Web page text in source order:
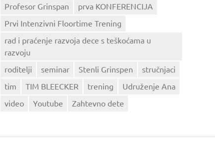
Profesor Grinspan
prva KONFERENCIJA
Prvi Intenzivni Floortime Trening
rad i praćenje razvoja dece s teškoćama u
razvoju
roditelji
seminar Stenli Grinspen
stručnjaci
tim
TIM BLEECKER trening
Udruženje Ana
video
Youtube Zahtevno dete